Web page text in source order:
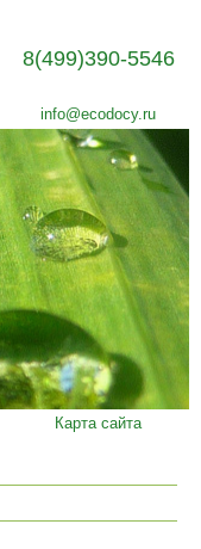
8(499)390-5546
info@ecodocy.ru
Карта сайта